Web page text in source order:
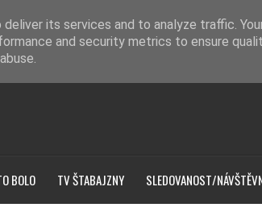
BOLO TV ŠTABAJZNY SLEDOVANOST/
its services and to analyze traffic.
and security metrics to ensure